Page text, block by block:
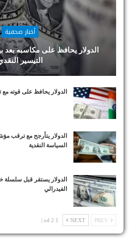
أخبار صحفية
الدولار يحافظ على مكاسبه بعد
التيسير
الدولار يحافظ على قوته
الدولار يتأرجح مع ترقب
السياسة النقدية
الدولار يستقر قبل
الفيدرالي
NEXT
1 od 2 |